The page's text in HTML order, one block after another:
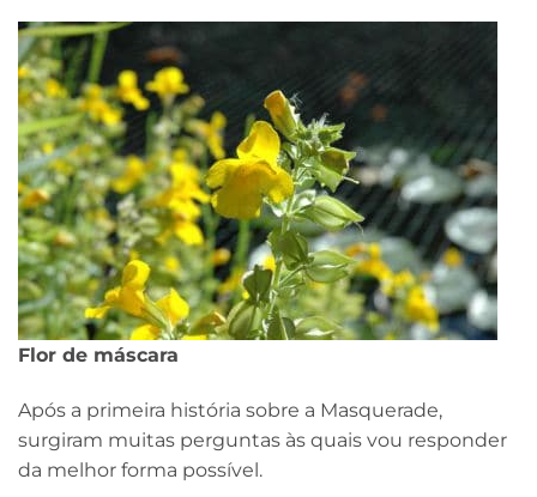
Flor de máscara
Após a primeira história sobre a Masquerade,
surgiram muitas perguntas às quais vou responder
da melhor forma possível.